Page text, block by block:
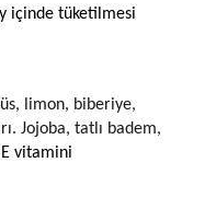
içinde tüketilmesi
limon, biberiye,
Jojoba, tatlı badem,
vitamini